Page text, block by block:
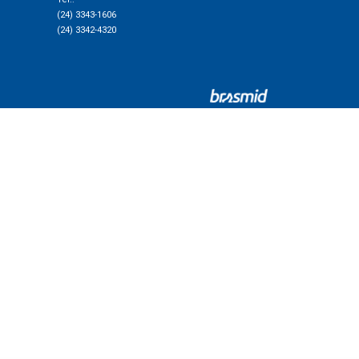
(24) 3343-1606
(24) 3342-4320